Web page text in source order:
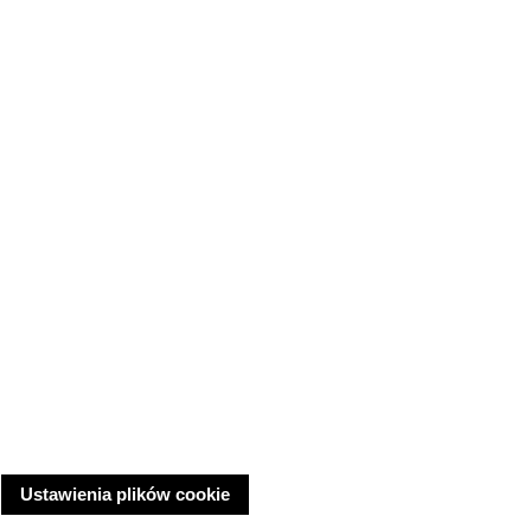
Ustawienia plików cookie